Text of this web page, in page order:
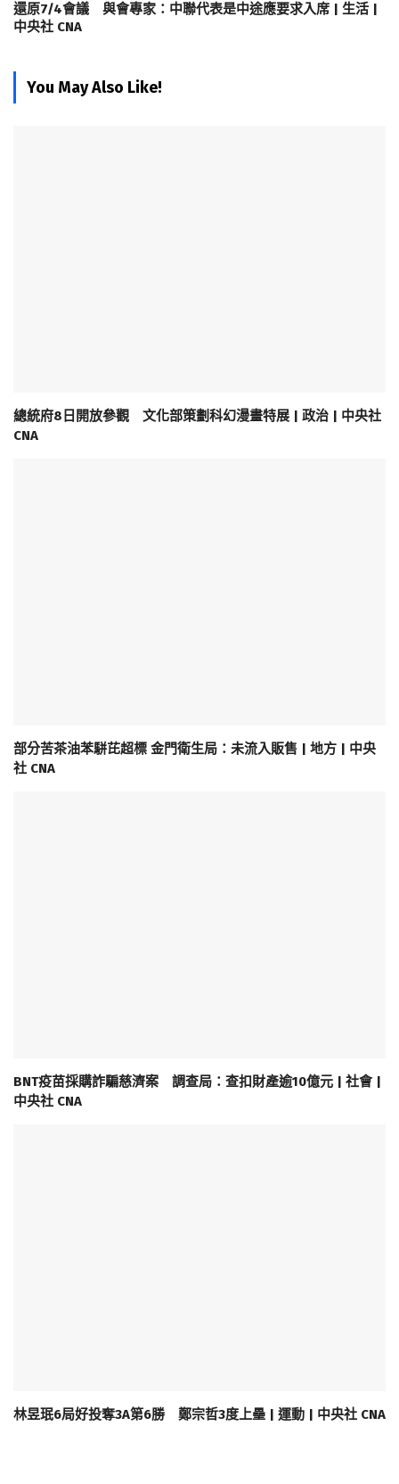
還原7/4會議 與會專家：中聯代表是中途應要求入席 | 生活 |
中央社 CNA
You May Also Like!
總統府8日開放參觀 文化部策劃科幻漫畫特展 | 政治 | 中央社
CNA
部分苦茶油苯駢芘超標 金門衛生局：未流入販售 | 地方 | 中央
社 CNA
BNT疫苗採購詐騙慈濟案 調查局：查扣財產逾10億元 | 社會 |
中央社 CNA
林昱珉6局好投奪3A第6勝 鄭宗哲3度上壘 | 運動 | 中央社 CNA